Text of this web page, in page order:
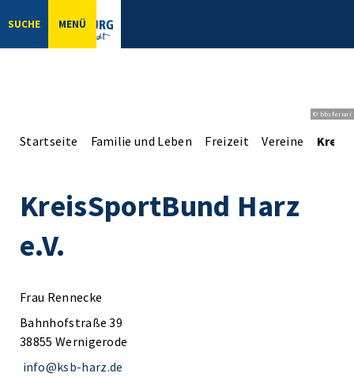
SUCHE MENÜ
© bbsferrari
Startseite Familie und Leben Freizeit Vereine
KreisSportBund Harz
e.V.
Frau Rennecke
Bahnhofstraße 39
38855 Wernigerode
info@ksb-harz.de